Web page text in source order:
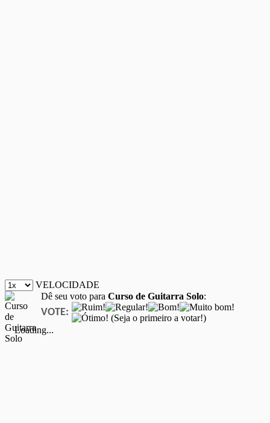
VELOCIDADE
Dê seu voto para Curso de Guitarra Solo:
VOTE:
(Seja o primeiro a votar!)
Loading...